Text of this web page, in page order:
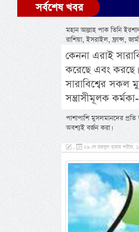
সর্বশেষ খবর
মহান আল্লাহ পাক তিনি
রাশিয়া, ইসরাইল, ফ্রান্স,
কেননা এরাই
করেছে এবং করছে।
সারাবিশ্বের
সন্ত্রাসীমূলক
পাশাপাশি মুসলমানদের
অবশ্যই বর্জন করা।
, ২৯ শে রজবুল হারাম শরীফ,